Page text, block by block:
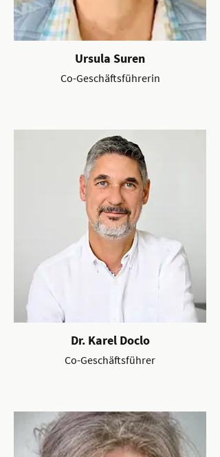
Ursula Suren
Co-Geschäftsführerin
Dr. Karel Doclo
Co-Geschäftsführer